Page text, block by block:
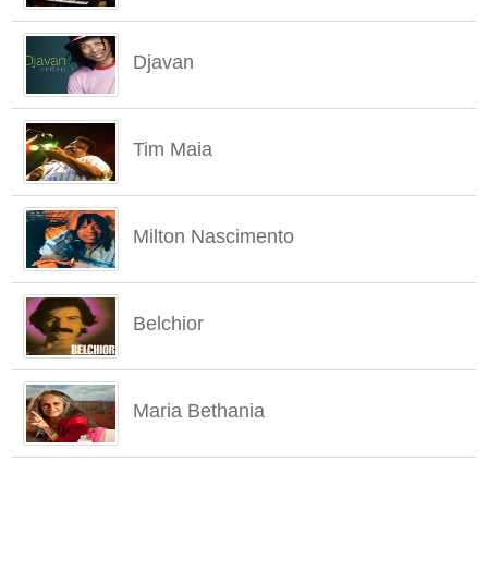
Djavan
Tim Maia
Milton Nascimento
Belchior
Maria Bethania